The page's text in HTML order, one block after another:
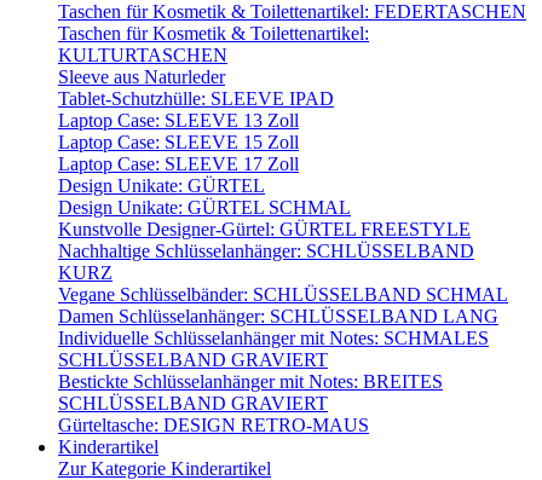
Taschen für Kosmetik & Toilettenartikel: FEDERTASCHEN
Taschen für Kosmetik & Toilettenartikel:
KULTURTASCHEN
Sleeve aus Naturleder
Tablet-Schutzhülle: SLEEVE IPAD
Laptop Case: SLEEVE 13 Zoll
Laptop Case: SLEEVE 15 Zoll
Laptop Case: SLEEVE 17 Zoll
Design Unikate: GÜRTEL
Design Unikate: GÜRTEL SCHMAL
Kunstvolle Designer-Gürtel: GÜRTEL FREESTYLE
Nachhaltige Schlüsselanhänger: SCHLÜSSELBAND
KURZ
Vegane Schlüsselbänder: SCHLÜSSELBAND SCHMAL
Damen Schlüsselanhänger: SCHLÜSSELBAND LANG
Individuelle Schlüsselanhänger mit Notes: SCHMALES
SCHLÜSSELBAND GRAVIERT
Bestickte Schlüsselanhänger mit Notes: BREITES
SCHLÜSSELBAND GRAVIERT
Gürteltasche: DESIGN RETRO-MAUS
Kinderartikel
Zur Kategorie Kinderartikel